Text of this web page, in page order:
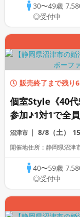
30〜49歳
◎受付中
販売終了まで残り6
個室Style《40
参加♪1対1で全
活パーティー
沼津市 8/8（土）
開催地住所：静岡県沼
40〜59歳
◎受付中